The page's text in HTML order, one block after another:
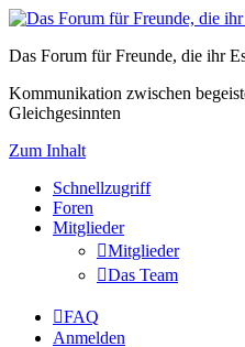
Das Forum für Freunde, die ihr
Kommunikation zwischen
Gleichgesinnten
Zum Inhalt
Schnellzugriff
Foren
Mitglieder
Mitglieder
Das Team
FAQ
Anmelden